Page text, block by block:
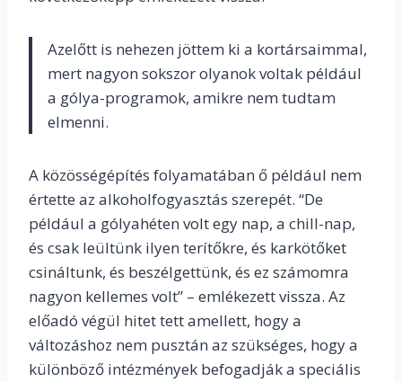
Azelőtt is nehezen jöttem ki a kortársaimmal,
mert nagyon sokszor olyanok voltak például
a gólya-programok, amikre nem tudtam
elmenni.
A közösségépítés folyamatában ő például nem
értette az alkoholfogyasztás szerepét. “De
például a gólyahéten volt egy nap, a chill-nap,
és csak leültünk ilyen terítőkre, és karkötőket
csináltunk, és beszélgettünk, és ez számomra
nagyon kellemes volt” – emlékezett vissza. Az
előadó végül hitet tett amellett, hogy a
változáshoz nem pusztán az szükséges, hogy a
különböző intézmények befogadják a speciális